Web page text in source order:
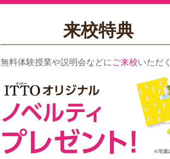
来校特典
無料体験授業や説明会などに ご来校いただ